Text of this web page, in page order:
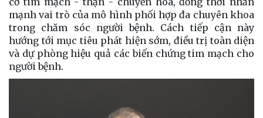
mạnh vai trò của mô hình phối hợp đa chuyên khoa
trong chăm sóc người bệnh. Cách tiếp cận này
hướng tới mục tiêu phát hiện sớm, điều trị toàn diện
và dự phòng hiệu quả các biến chứng tim mạch cho
người bệnh.